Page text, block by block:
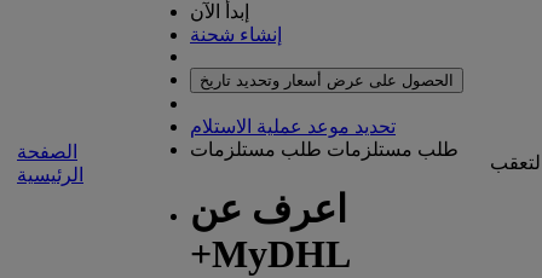
الصفحة
الرئيسية
إبدأ الآن
إنشاء شحنة
الحصول على عرض أسعار وتحديد تاريخ
تحديد موعد عملية الاستلام
طلب مستلزمات طلب مستلزمات
اعرف عن
+MyDHL